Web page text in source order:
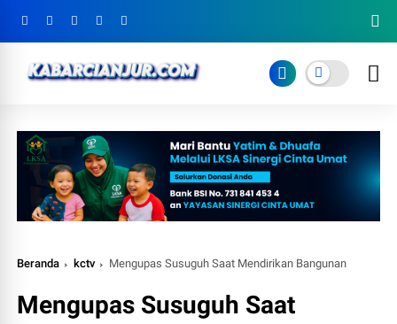
Beranda kctv Mengupas Susuguh Saat Mendirikan Bangunan
Mengupas Susuguh Saat